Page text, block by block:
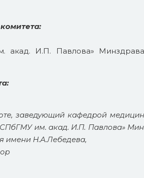
И.П. Павлова»
заведующий кафедрой
им. акад. И.П. Павлова»
имени Н.А.Лебедева,